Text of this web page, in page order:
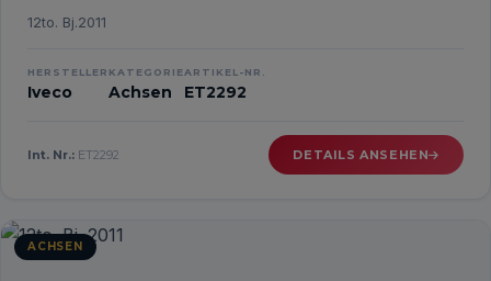
12to. Bj.2011
HERSTELLER
Iveco
KATEGORIE
Achsen
ARTIKEL-NR.
ET2292
Int. Nr.: ET2292 DETAILS ANSEHEN
ACHSEN